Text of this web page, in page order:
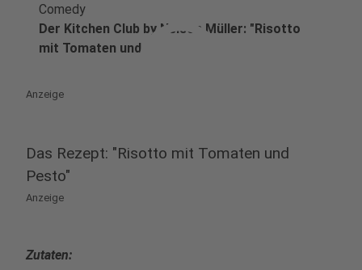
play_circle
Comedy
Der Kitchen Club by Nelson Müller: "Risotto
mit Tomaten und
Anzeige
Das Rezept: "Risotto mit Tomaten und
Pesto"
Anzeige
Zutaten: